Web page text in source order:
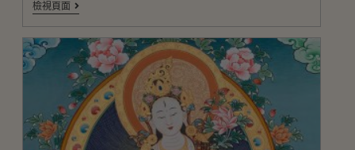
檢視頁面